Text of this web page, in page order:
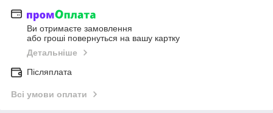
Ви отримаєте замовлення
або гроші повернуться на вашу картку
Детальніше
Післяплата
Всі умови оплати